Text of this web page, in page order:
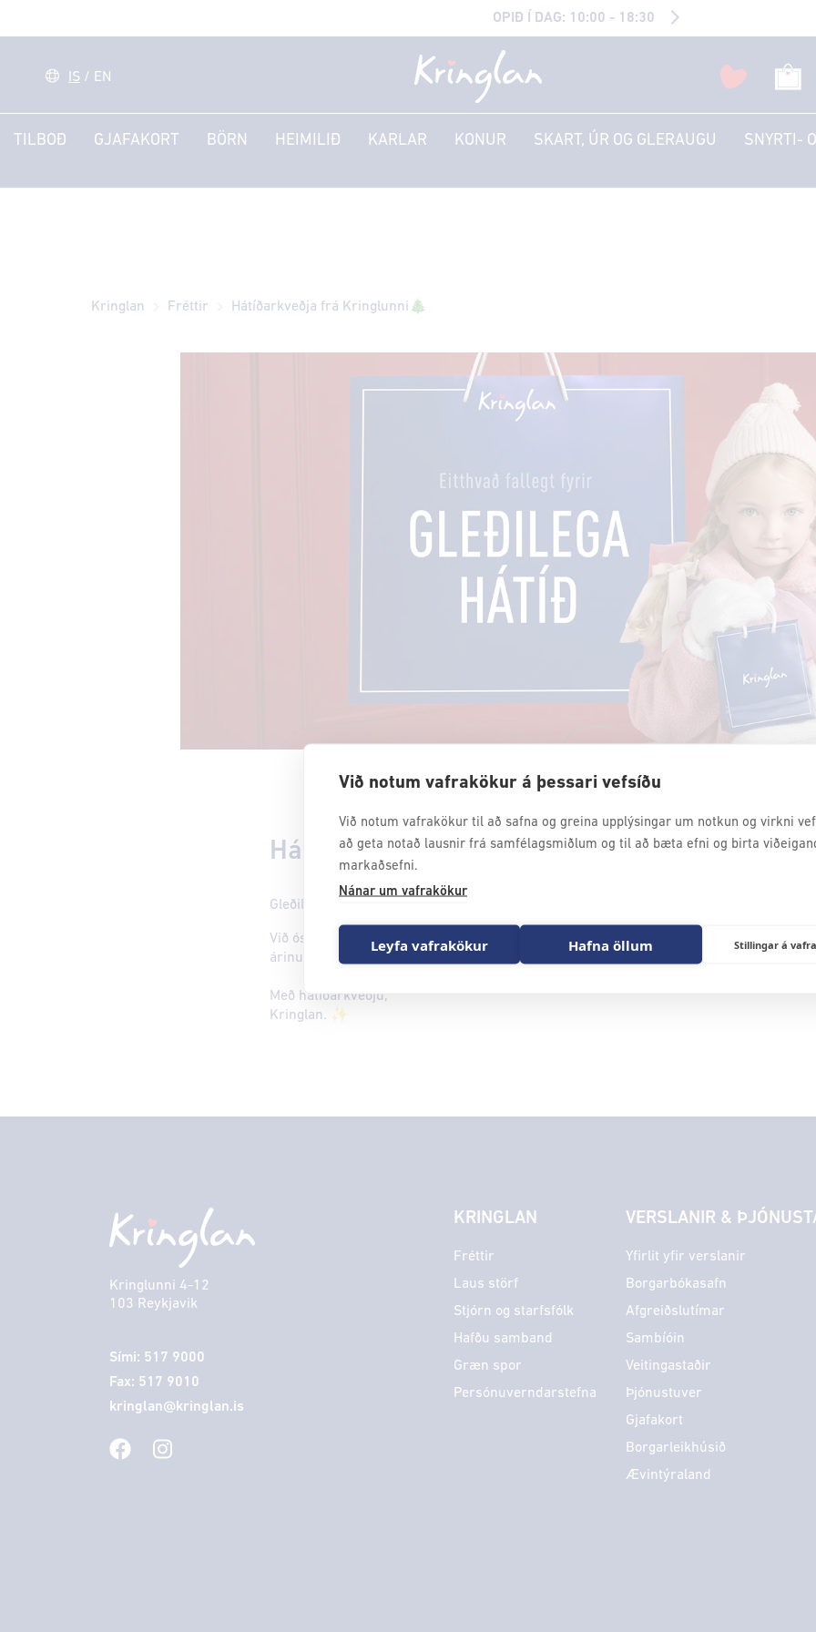
Við notum vafrakökur á þessari vefsíðu
Við notum vafrakökur til að safna og greina upplýsingar um notkun og virkni
að geta notað lausnir frá samfélagsmiðlum og til að bæta efni og birta
markaðsefni.
Nánar um vafrakökur
Leyfa vafrakökur Hafna öllum Stillingar á
OPIÐ Í DAG: 10:00 - 18:30
IS / EN
TILBOÐ GJAFAKORT BÖRN HEIMILIÐ KARLAR KONUR SKART, ÚR OG GLERAUGU SNYRTI-
Kringlan Fréttir Hátíðarkveðja frá Kringlunni🎄
Hátíðarkveðja frá Kringlunni🎄
Gleðilega hátíð
Við óskum ykkur gleðilegra jóla og farsældar á nýju ári ❤️ Þökkum ánægjuleg
árinu sem er að líða 🥰
Með hátíðarkveðju,
Kringlan. ✨
Kringlunni 4-12
103 Reykjavik
Sími: 517 9000
Fax: 517 9010
kringlan@kringlan.is
KRINGLAN
Fréttir
Laus störf
Stjórn og starfsfólk
Hafðu samband
Græn spor
Persónuverndarstefna
VERSLANIR &
Yfirlit yfir verslanir
Borgarbókasafn
Afgreiðslutímar
Sambíóin
Veitingastaðir
Þjónustuver
Gjafakort
Borgarleikhúsið
Ævintýraland